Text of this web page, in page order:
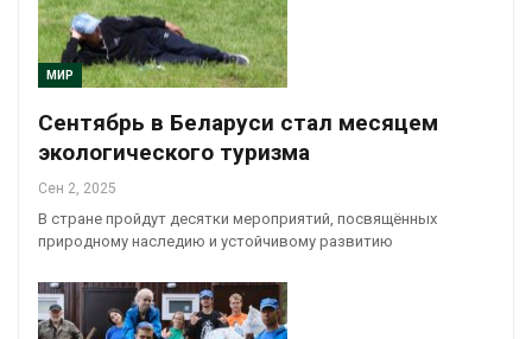
МИР
Сентябрь в Беларуси стал месяцем
экологического туризма
Сен 2, 2025
В стране пройдут десятки мероприятий, посвящённых
природному наследию и устойчивому развитию